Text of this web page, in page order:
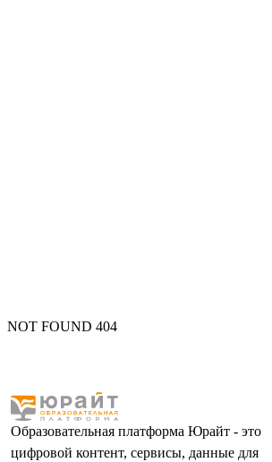
NOT FOUND 404
Образовательная платформа Юрайт - это
цифровой контент, сервисы, данные для